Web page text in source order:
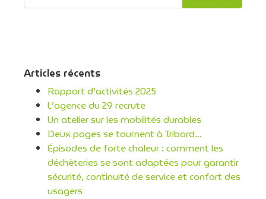
Articles récents
Rapport d’activités 2025
L’agence du 29 recrute
Un atelier sur les mobilités durables
Deux pages se tournent à Tribord…
Épisodes de forte chaleur : comment les
déchèteries se sont adaptées pour garantir
sécurité, continuité de service et confort des
usagers